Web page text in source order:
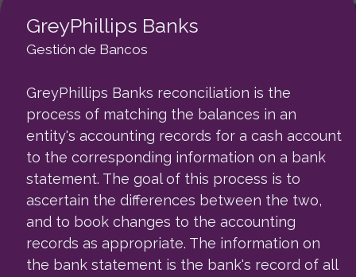
GreyPhillips Banks
Gestión de Bancos
GreyPhillips Banks reconciliation is the
process of matching the balances in an
entity's accounting records for a cash account
to the corresponding information on a bank
statement. The goal of this process is to
ascertain the differences between the two,
and to book changes to the accounting
records as appropriate. The information on
the bank statement is the bank's record of all